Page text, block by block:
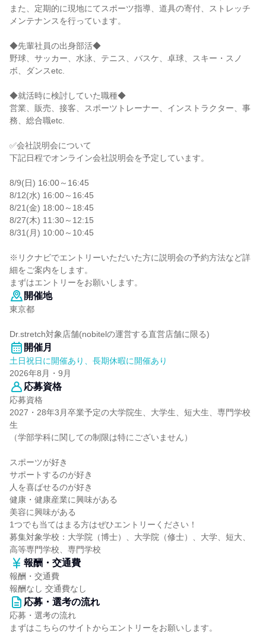
また、定期的に現地にてスポーツ指導、道具の寄付、ストレッチ
メンテナンスを行っています。
◆先輩社員の出身部活◆
野球、サッカー、水泳、テニス、バスケ、卓球、スキー・スノ
ボ、ダンスetc.
◆就活時に検討していた職種◆
営業、販売、接客、スポーツトレーナー、インストラクター、事
務、総合職etc.
✅会社説明会について
下記日程でオンライン会社説明会を予定しています。
8/9(日) 16:00～16:45
8/12(水) 16:00～16:45
8/21(金) 18:00～18:45
8/27(木) 11:30～12:15
8/31(月) 10:00～10:45
※リクナビでエントリーいただいた方に説明会の予約方法など詳
細をご案内をします。
まずはエントリーをお願いします。
開催地
東京都
Dr.stretch対象店舗(nobitelの運営する直営店舗に限る)
開催月
土日祝日に開催あり、長期休暇に開催あり
2026年8月・9月
応募資格
応募資格
2027・28年3月卒業予定の大学院生、大学生、短大生、専門学校
生
（学部学科に関しての制限は特にございません）
スポーツが好き
サポートするのが好き
人を喜ばせるのが好き
健康・健康産業に興味がある
美容に興味がある
1つでも当てはまる方はぜひエントリーください！
募集対象学校：大学院（博士）、大学院（修士）、大学、短大、
高等専門学校、専門学校
報酬・交通費
報酬・交通費
報酬なし 交通費なし
応募・選考の流れ
応募・選考の流れ
まずはこちらのサイトからエントリーをお願いします。